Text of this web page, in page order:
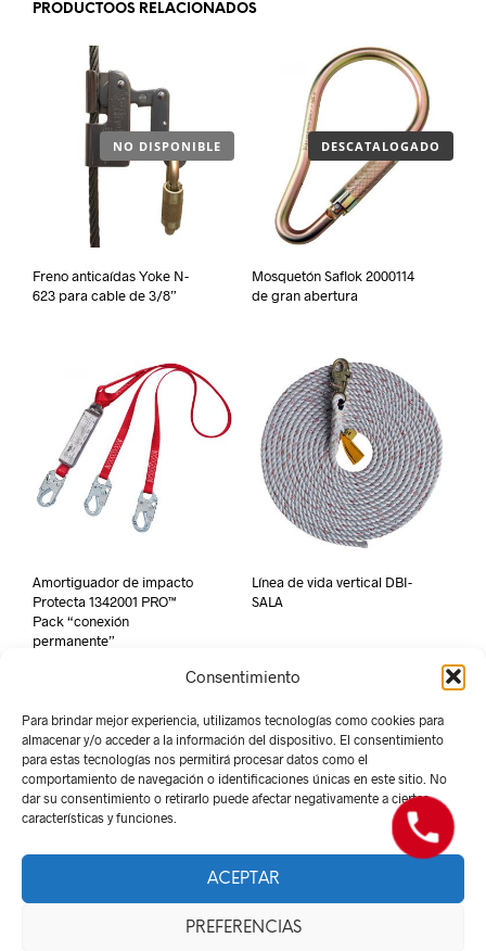
Consentimiento
Para brindar mejor experiencia, utilizamos tecnologías como cookies para
almacenar y/o acceder a la información del dispositivo. El consentimiento
para estas tecnologías nos permitirá procesar datos como el
comportamiento de navegación o identificaciones únicas en este sitio. No
dar su consentimiento o retirarlo puede afectar negativamente a ciertas
características y funciones.
ACEPTAR
PREFERENCIAS
PRODUCTOOS RELACIONADOS
NO DISPONIBLE
Freno anticaídas Yoke N-
623 para cable de 3/8”
DESCATALOGADO
Mosquetón Saflok 2000114
de gran abertura
Amortiguador de impacto
Protecta 1342001 PRO™
Pack “conexión
permanente”
Línea de vida vertical DBI-
SALA
Derechos Reservados -Red Suministros 2026